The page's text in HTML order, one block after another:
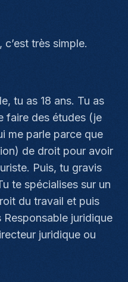
très simple.
tu as 18 ans. Tu as
faire des études (je
me parle parce que
de droit pour avoir
Puis, tu gravis
te spécialises sur un
du travail et puis
juridique
juridique ou